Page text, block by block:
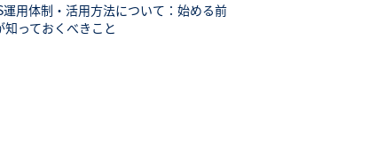
運用体制・活用方法について：始める前
知っておくべきこと